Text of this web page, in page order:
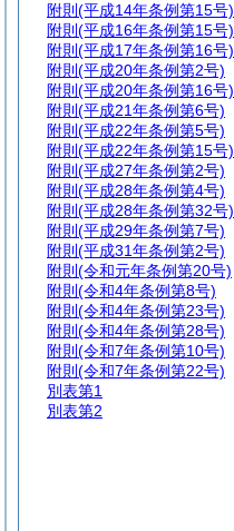
附則 (平成14年条例第15号)
附則 (平成16年条例第15号)
附則 (平成17年条例第16号)
附則 (平成20年条例第2号)
附則 (平成20年条例第16号)
附則 (平成21年条例第6号)
附則 (平成22年条例第5号)
附則 (平成22年条例第15号)
附則 (平成27年条例第2号)
附則 (平成28年条例第4号)
附則 (平成28年条例第32号)
附則 (平成29年条例第7号)
附則 (平成31年条例第2号)
附則 (令和元年条例第20号)
附則 (令和4年条例第8号)
附則 (令和4年条例第23号)
附則 (令和4年条例第28号)
附則 (令和7年条例第10号)
附則 (令和7年条例第22号)
別表第1
別表第2